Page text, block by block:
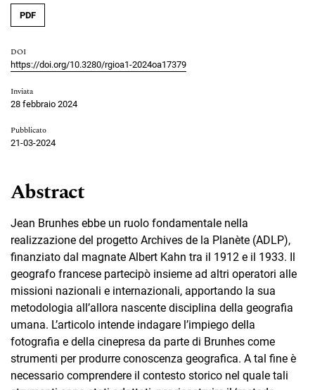
PDF
DOI
https://doi.org/10.3280/rgioa1-2024oa17379
Inviata
28 febbraio 2024
Pubblicato
21-03-2024
Abstract
Jean Brunhes ebbe un ruolo fondamentale nella
realizzazione del progetto Archives de la Planète (ADLP),
finanziato dal magnate Albert Kahn tra il 1912 e il 1933. Il
geografo francese partecipò insieme ad altri operatori alle
missioni nazionali e internazionali, apportando la sua
metodologia all’allora nascente disciplina della geografia
umana. L’articolo intende indagare l’impiego della
fotografia e della cinepresa da parte di Brunhes come
strumenti per produrre conoscenza geografica. A tal fine è
necessario comprendere il contesto storico nel quale tali